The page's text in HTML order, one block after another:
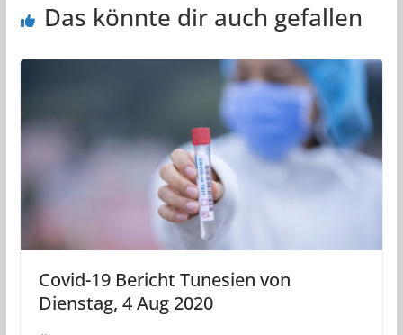
Das könnte dir auch gefallen
Covid-19 Bericht Tunesien von
Dienstag, 4 Aug 2020